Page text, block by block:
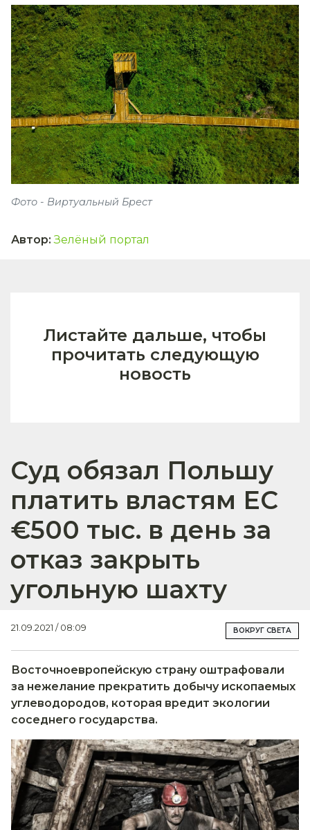
Фото - Виртуальный Брест
Автор: Зелёный портал
Листайте дальше, чтобы
прочитать следующую
новость
Суд обязал Польшу
платить властям ЕС
€500 тыс. в день за
отказ закрыть
угольную шахту
21.09.2021 / 08:09 ВОКРУГ СВЕТА
Восточноевропейскую страну оштрафовали
за нежелание прекратить добычу ископаемых
углеводородов, которая вредит экологии
соседнего государства.